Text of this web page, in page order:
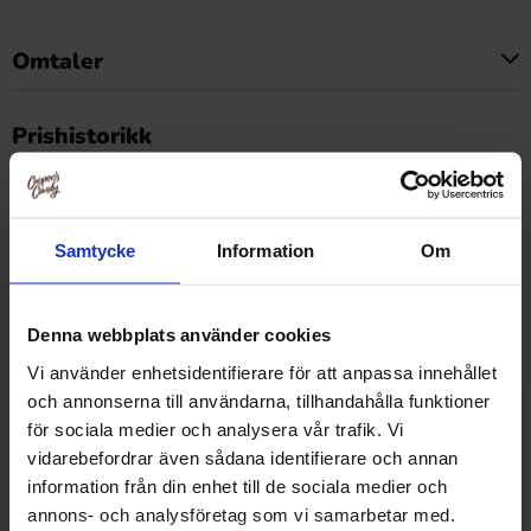
Samtycke Information Om
Denna webbplats använder cookies
Vi använder enhetsidentifierare för att anpassa innehållet
och annonserna till användarna, tillhandahålla funktioner
för sociala medier och analysera vår trafik. Vi
vidarebefordrar även sådana identifierare och annan
information från din enhet till de sociala medier och
annons- och analysföretag som vi samarbetar med.
Omtaler
Prishistorikk
Laveste pris de siste 30 dagene er 26.90 kr (2026-08-07)